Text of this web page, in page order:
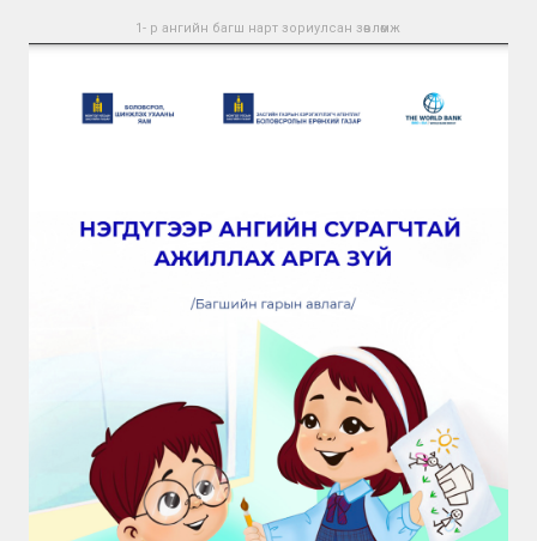
1- р ангийн багш нарт зориулсан зөвлөмж